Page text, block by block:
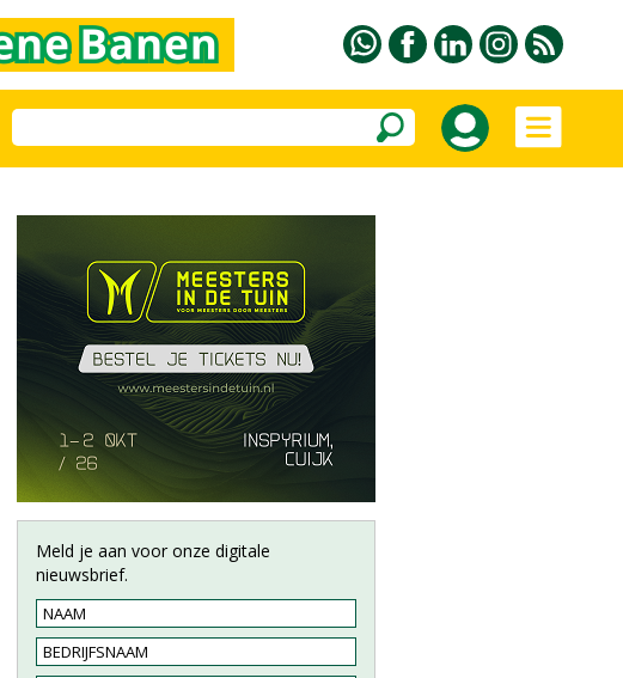
Meld je aan voor onze digitale
nieuwsbrief.